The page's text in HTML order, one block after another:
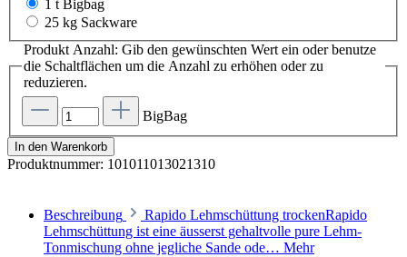
1 t Bigbag
25 kg Sackware
Produkt Anzahl: Gib den gewünschten Wert ein oder benutze
die Schaltflächen um die Anzahl zu erhöhen oder zu
reduzieren.
BigBag
In den Warenkorb
Produktnummer: 101011013021310
Beschreibung
Rapido Lehmschüttung trockenRapido
Lehmschüttung ist eine äusserst gehaltvolle pure Lehm-
Tonmischung ohne jegliche Sande ode… Mehr